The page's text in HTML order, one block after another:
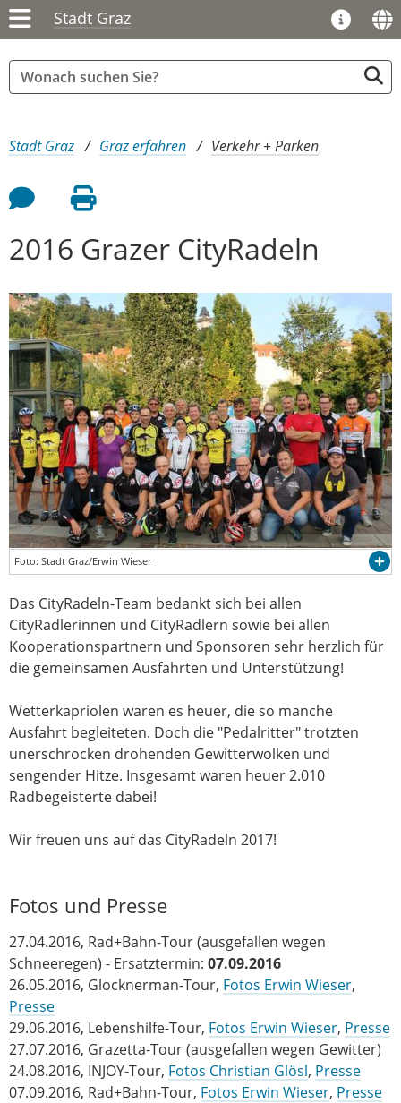
Stadt Graz
Sie sind hier:
Stadt Graz Graz erfahren Verkehr + Parken
Feedback an Autor
Seite drucken
2016 Grazer CityRadeln
Foto: Stadt Graz/Erwin Wieser
Das CityRadeln-Team bedankt sich bei allen
CityRadlerinnen und CityRadlern sowie bei allen
Kooperationspartnern und Sponsoren sehr herzlich für
die gemeinsamen Ausfahrten und Unterstützung!
Wetterkapriolen waren es heuer, die so manche
Ausfahrt begleiteten. Doch die "Pedalritter" trotzten
unerschrocken drohenden Gewitterwolken und
sengender Hitze. Insgesamt waren heuer 2.010
Radbegeisterte dabei!
Wir freuen uns auf das CityRadeln 2017!
Fotos und Presse
27.04.2016, Rad+Bahn-Tour (ausgefallen wegen
Schneeregen) - Ersatztermin: 07.09.2016
26.05.2016, Glocknerman-Tour, Fotos Erwin Wieser,
Presse
29.06.2016, Lebenshilfe-Tour, Fotos Erwin Wieser, Presse
27.07.2016, Grazetta-Tour (ausgefallen wegen Gewitter)
24.08.2016, INJOY-Tour, Fotos Christian Glösl, Presse
07.09.2016, Rad+Bahn-Tour, Fotos Erwin Wieser, Presse